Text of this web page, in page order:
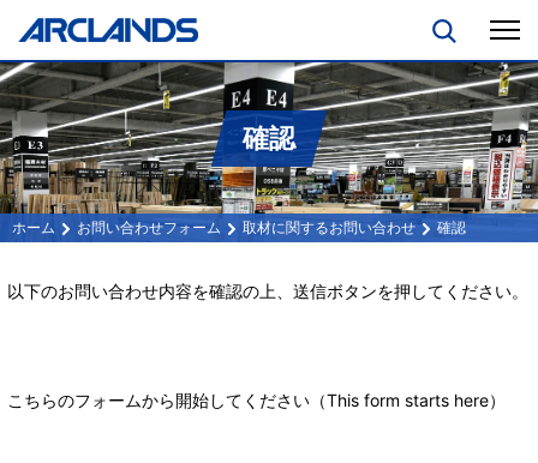
お問い合わせフォーム 取材に関するお問い合わせ 確認
確認
以下のお問い合わせ内容を確認の上、送信ボタンを押してください。
こちらのフォームから開始してください（This form starts here）